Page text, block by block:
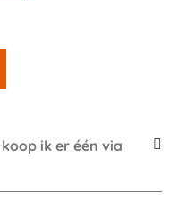
ik er één via